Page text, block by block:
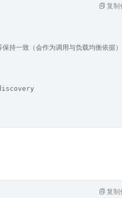
一致（会作为调用与负载均衡依据）
复制
复制